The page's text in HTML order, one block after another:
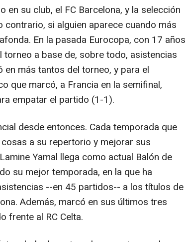
en su club, el FC Barcelona, y la selección
contrario, si alguien aparece cuando más
En la pasada Eurocopa, con 17 años
a base de, sobre todo, asistencias
más tantos del torneo, y para el
que marcó, a Francia en la semifinal,
empatar el partido (1-1).
desde entonces. Cada temporada que
a su repertorio y mejorar sus
Yamal llega como actual Balón de
su mejor temporada, en la que ha
--en 45 partidos-- a los títulos de
Además, marcó en sus últimos tres
frente al RC Celta.